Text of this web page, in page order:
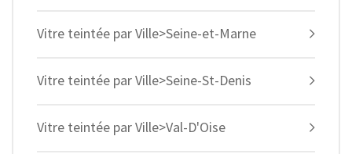
Vitre teintée par Ville>Seine-et-Marne
Vitre teintée par Ville>Seine-St-Denis
Vitre teintée par Ville>Val-D'Oise